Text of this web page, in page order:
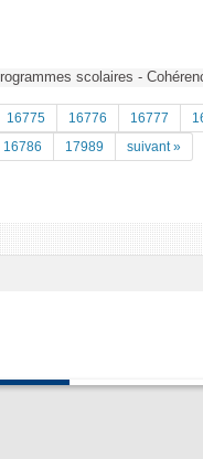
scolaires -
16775 16776 16777
16786 17989 suivant »